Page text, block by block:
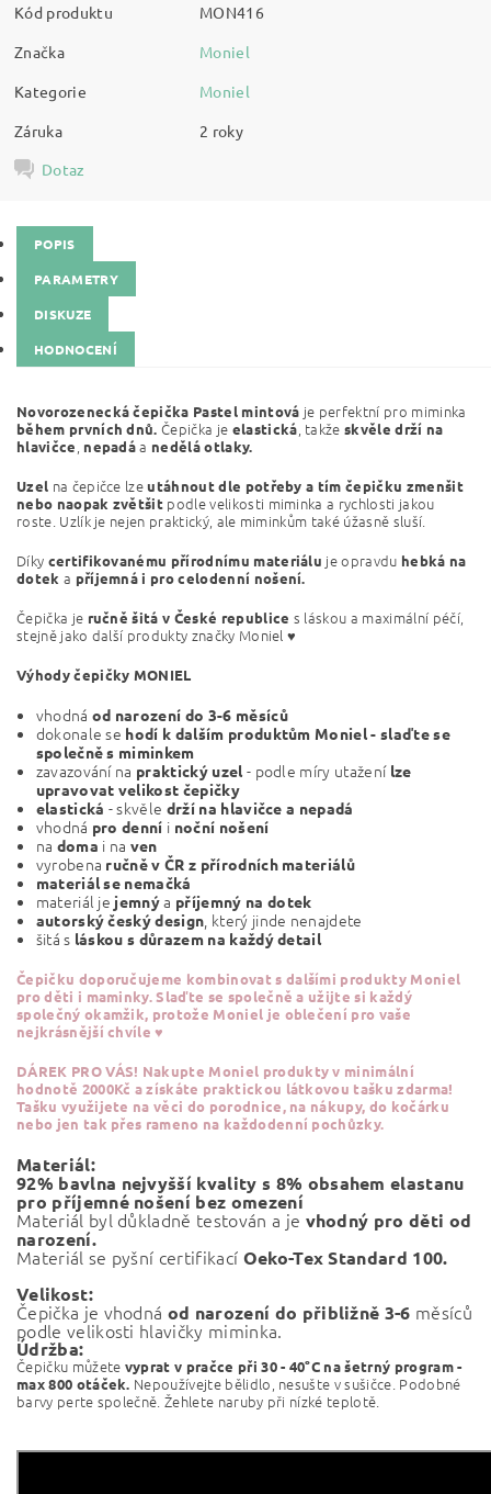
Kód produktu
MON416
Značka
Moniel
Kategorie
Moniel
Záruka
2 roky
Dotaz
POPIS
PARAMETRY
DISKUZE
HODNOCENÍ
Novorozenecká čepička Pastel mintová je perfektní pro miminka
během prvních dnů. Čepička je elastická, takžeskvěle drží na
hlavičce, nepadáa nedělá otlaky.
Uzel na čepičce lzeutáhnout dle potřeby a tím čepičku zmenšit
nebo naopak zvětšit podle velikosti miminka a rychlosti jakou
roste. Uzlík je nejen praktický, ale miminkům také úžasně sluší.
Díky certifikovanému přírodnímu materiálu je opravdu hebká na
dotek a příjemná i pro celodenní nošení.
Čepička je ručně šitá v České republice s láskou a maximální péčí,
stejně jako další produkty značky Moniel ♥
Výhody čepičky MONIEL
vhodná od narození do 3-6 měsíců
dokonale se hodí k dalším produktům Moniel - slaďte se
společně s miminkem
zavazování na praktický uzel- podle míry utaženílze
upravovat velikost čepičky
elastická - skvěle drží na hlavičce a nepadá
vhodná pro denní i noční nošení
na doma i na ven
vyrobena ručně v ČR z přírodních materiálů
materiál se nemačká
materiál je jemnýa příjemný na dotek
autorský český design, který jinde nenajdete
šitá s láskou s důrazem na každý detail
Čepičku doporučujeme kombinovat s dalšími produkty Moniel
pro děti i maminky. Slaďte se společně a užijte si každý
společný okamžik, protože Moniel je oblečení pro vaše
nejkrásnější chvíle ♥
DÁREK PRO VÁS! Nakupte Moniel produkty v minimální
hodnotě 2000Kč a získáte praktickou látkovou tašku zdarma!
Tašku využijete na věci do porodnice, na nákupy, do kočárku
nebo jen tak přes rameno na každodenní pochůzky.
Materiál:
92% bavlna nejvyšší kvality s 8% obsahem elastanu
pro příjemné nošení bez omezení
Materiál byl důkladně testován a je vhodný pro děti od
narození.
Materiál se pyšní certifikací Oeko-Tex Standard 100.
Velikost:
Čepička je vhodná od narození do přibližně 3-6 měsíců
podle velikosti hlavičky miminka.
Údržba:
Čepičku můžete vyprat v pračce při30 - 40°C na šetrný program -
max 800 otáček. Nepoužívejte bělidlo, nesušte v sušičce. Podobné
barvy perte společně. Žehlete naruby při nízké teplotě.